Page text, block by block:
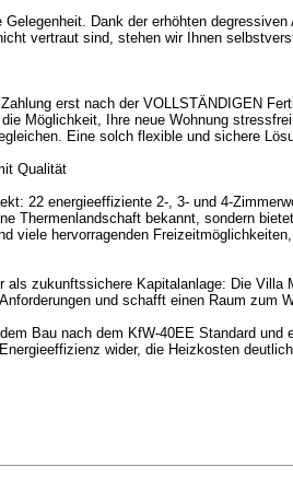
Dank der erhöhten
vertraut sind, stehen wir Ihnen
erst nach der VOLLSTÄNDIGEN
Möglichkeit, Ihre neue Wohnung
Eine solch flexible und sichere
Qualität
22 energieeffiziente 2-, 3- und 4-
Thermenlandschaft bekannt, sondern
viele hervorragenden
zukunftssichere Kapitalanlage: Die
und schafft einen Raum zum
Bau nach dem KfW-40EE Standard und
wider, die Heizkosten